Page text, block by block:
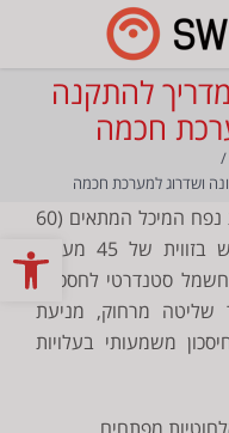
להתקנה
חכמה
ושדרוג למערכת חכמה
התקנת דוד חשמל מתחילה בבחירת נפח המיכל המתאים (60
עד 300 ליטר) והצבת קולטי שמש בזווית של 45 מעלות
סטנדרטי לחסכוני,
מרחוק, מניעת
משמעותי בעלויות